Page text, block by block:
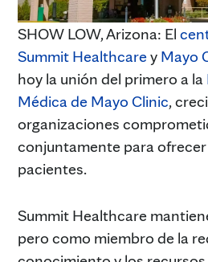
SHOW LOW, Arizona: El
Summit Healthcarey Mayo
hoy la unión del primero a la
Médica de Mayo Clinic,
organizaciones
conjuntamente para ofrecer
pacientes.
Summit Healthcare
pero como miembro de la